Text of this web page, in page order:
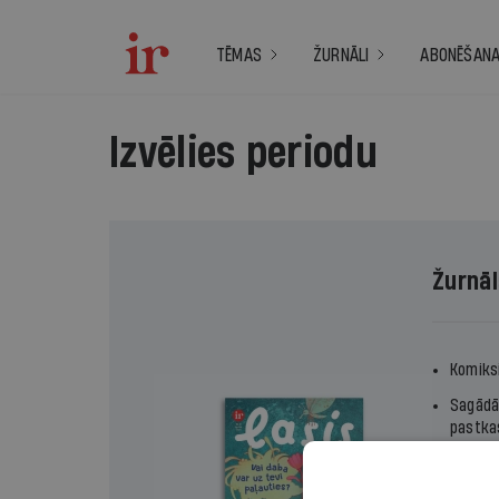
TĒMAS ŽURNĀLI ABONĒŠANA
Izvēlies periodu